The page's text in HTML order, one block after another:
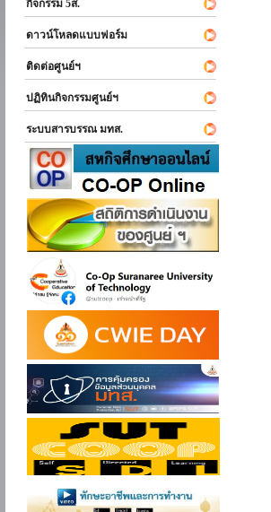
กิจกรรม 5ส.
ดาวน์โหลดแบบฟอร์ม
ติดต่อศูนย์ฯ
ปฏิทินกิจกรรมศูนย์ฯ
ระบบสารบรรณ มทส.